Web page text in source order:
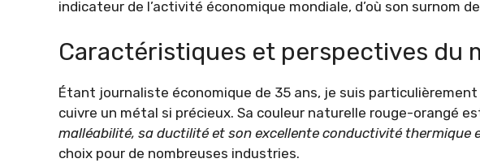
indicateur de l’activité économique mondiale, d’où son surnom
Caractéristiques et perspectives du
Étant journaliste économique de 35 ans, je suis
cuivre un métal si précieux. Sa couleur naturelle rouge-orangé
malléabilité, sa ductilité et son excellente conductivité thermique
choix pour de nombreuses industries.